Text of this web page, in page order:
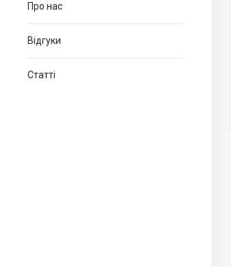
Про нас
Відгуки
Статті